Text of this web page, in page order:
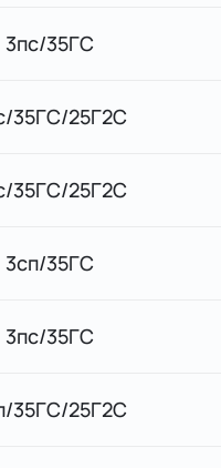
3пс/35ГС
35ГС/25Г2С
35ГС/25Г2С
3сп/35ГС
3пс/35ГС
35ГС/25Г2С